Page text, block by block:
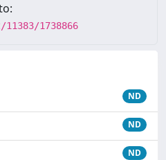
1738866
ND
ND
ND